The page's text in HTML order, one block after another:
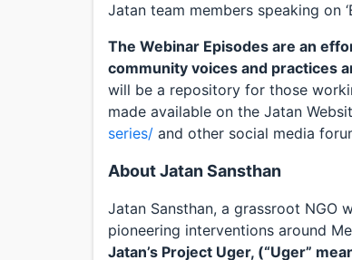
Jatan team members speaking on
The Webinar Episodes are an
community voices and practices
will be a repository for those
made available on the Jatan
series/ and other social media
About Jatan Sansthan
Jatan Sansthan, a grassroot NGO
pioneering interventions around
Jatan’s Project Uger, (“Uger”